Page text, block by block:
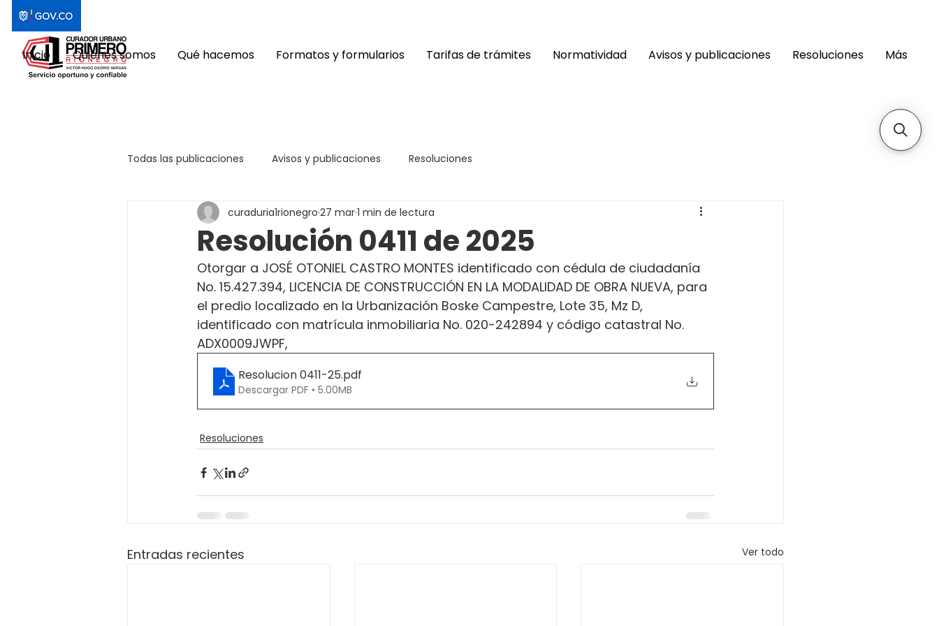
Inicio Quiénes somos Qué hacemos Formatos y formularios Tarifas de trámites Normatividad Avisos y publicaciones Resoluciones Más
Todas las publicaciones Avisos y publicaciones Resoluciones
Resolución 0411 de 2025
curaduria1rionegro 27 mar1 min de lectura
Otorgar a JOSÉ OTONIEL CASTRO MONTES identificado con cédula de ciudadanía
No. 15.427.394, LICENCIA DE CONSTRUCCIÓN EN LA MODALIDAD DE OBRA NUEVA, para
el predio localizado en la Urbanización Boske Campestre, Lote 35, Mz D,
identificado con matrícula inmobiliaria No. 020-242894 y código catastral No.
ADX0009JWPF,
Resolucion 0411-25.pdf
Descargar PDF • 5.00MB
Resoluciones
Entradas recientes Ver todo